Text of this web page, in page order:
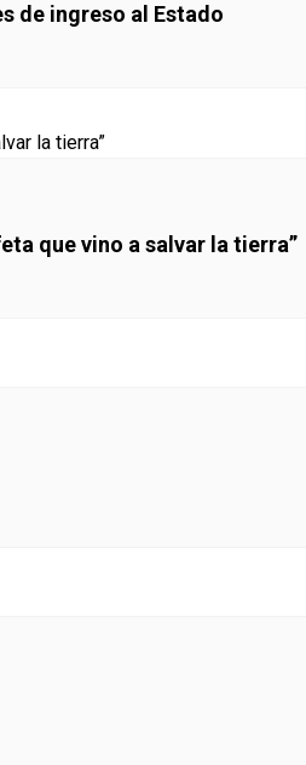
de ingreso al Estado
que vino a salvar la tierra”